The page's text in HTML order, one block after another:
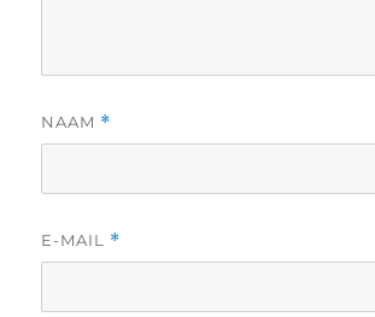
NAAM *
E-MAIL *